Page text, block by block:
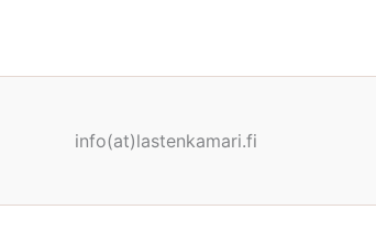
info(at)lastenkamari.fi